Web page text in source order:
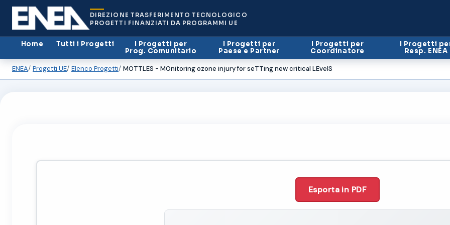
DIREZIONE TRASFERIMENTO TECNOLOGICO
PROGETTI FINANZIATI DA PROGRAMMI UE
Home Tutti i Progetti
I Progetti per
Prog. Comunitario
I Progetti per
Paese e Partner
I Progetti per
Coordinatore
I Progetti
Resp. ENEA
ENEA Progetti UE Elenco Progetti MOTTLES - MOnitoring ozone injury for seTTing new critical LEvelS
Esporta in PDF